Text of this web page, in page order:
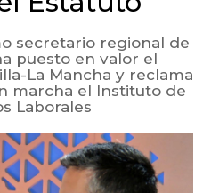
secretario regional de
puesto en valor el
La Mancha y reclama
marcha el Instituto de
Laborales